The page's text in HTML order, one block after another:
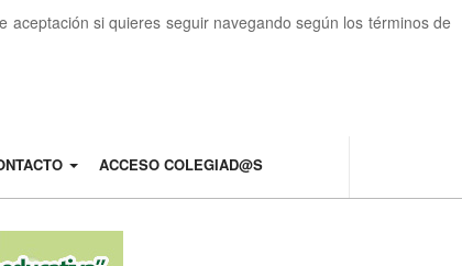
si quieres seguir navegando según los términos de
ACCESO COLEGIAD@S